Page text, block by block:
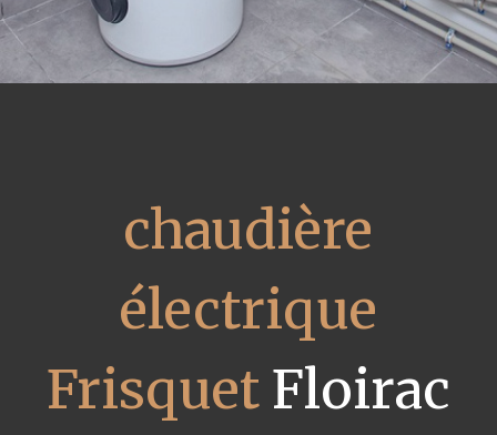
chaudière
électrique
FrisquetFloirac